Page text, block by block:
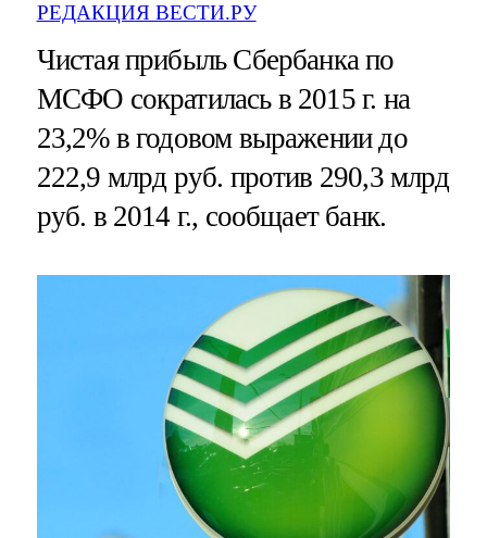
РЕДАКЦИЯ ВЕСТИ.РУ
Чистая прибыль Сбербанка по
МСФО сократилась в 2015 г. на
23,2% в годовом выражении до
222,9 млрд руб. против 290,3 млрд
руб. в 2014 г., сообщает банк.